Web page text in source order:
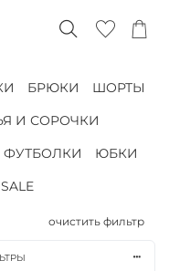
БРЮКИ
ШОРТЫ
И СОРОЧКИ
ЮБКИ
SALE
очистить фильтр